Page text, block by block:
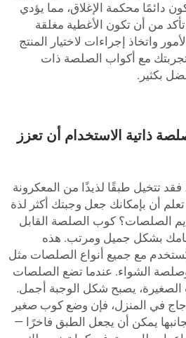
دائمًا محكمة الإغلاق، مما يؤدي
تأكد من أن تكون الأغطية مغلقة
واتخاذ إجراءات لاختيار المنتج
مع أكواب الصلصة ذات
بكثير.
ذاتية الاستخدام أن تعزز
تتخيل طبقًا لذيذًا من المعكرونة
أن بإمكانك جعل وجبتك أكثر لذة
الصلصات؟ كوب الصلصة القابل
بشكل جميل ومرتب. هذه
مع جميع أنواع الصلصات مثل
الشواء. عندما تضع الصلصات
الصغيرة، يصبح شكل الوجبة أجمل.
في المنزل، فإن وضع كوب صغير
يمكن أن يجعل الطبق فاخرًا —